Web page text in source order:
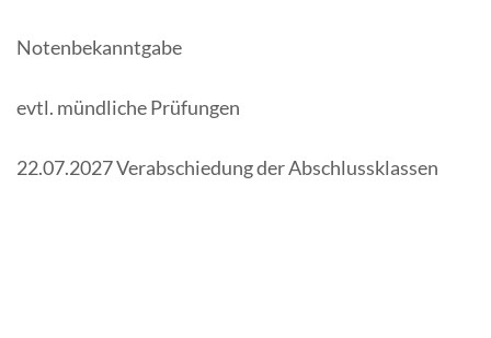
Notenbekanntgabe
evtl. mündliche Prüfungen
22.07.2027 Verabschiedung der Abschlussklassen